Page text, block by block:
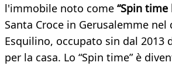
l'immobile noto come “Spin time
Santa Croce in Gerusalemme
Esquilino, occupato sin dal 2013
per la casa. Lo “Spin time” è